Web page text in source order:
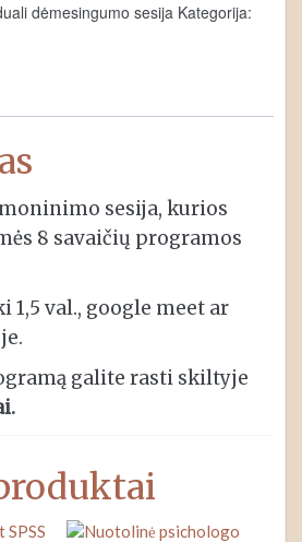
dėmesingumo sesija Kategorija:
sesija, kurios
8 savaičių programos
1,5 val., google meet ar
galite rasti skiltyje